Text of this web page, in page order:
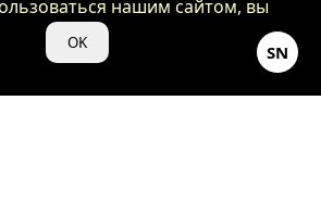
SN
нашим сайтом, вы
согласие на использование
для аналитики и рекламы.
OK